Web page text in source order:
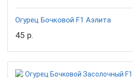
Огурец Бочковой F1 Аэлита
45 р.